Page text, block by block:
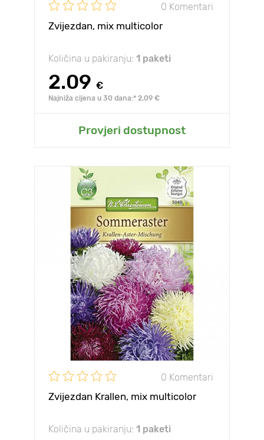
0 Komentari
Zvijezdan, mix multicolor
Količina u pakiranju: 1 paketi
2.09 €
Najniža cijena u 30 dana:* 2.09 €
Provjeri dostupnost
0 Komentari
Zvijezdan Krallen, mix multicolor
Količina u pakiranju: 1 paketi